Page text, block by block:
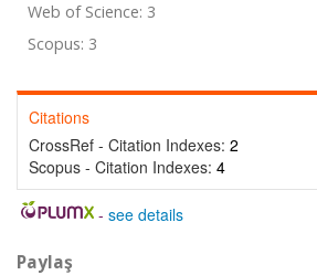
Web of Science: 3
Scopus: 3
Citations
CrossRef - Citation Indexes: 2
Scopus - Citation Indexes: 4
- see details
Paylaş